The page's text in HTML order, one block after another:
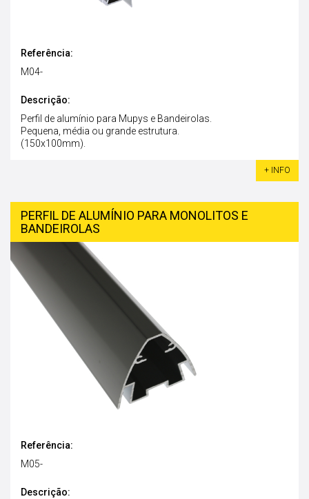
Referência:
M04-
Descrição:
Perfil de alumínio para Mupys e Bandeirolas.
Pequena, média ou grande estrutura.
(150x100mm).
+ INFO
PERFIL DE ALUMÍNIO PARA MONOLITOS E
BANDEIROLAS
Referência:
M05-
Descrição: